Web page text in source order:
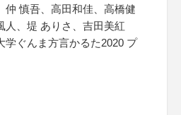
仲 慎吾、高田和佳、高橋健
人、堤 ありさ、吉田美紅
学ぐんま方言かるた2020 プ